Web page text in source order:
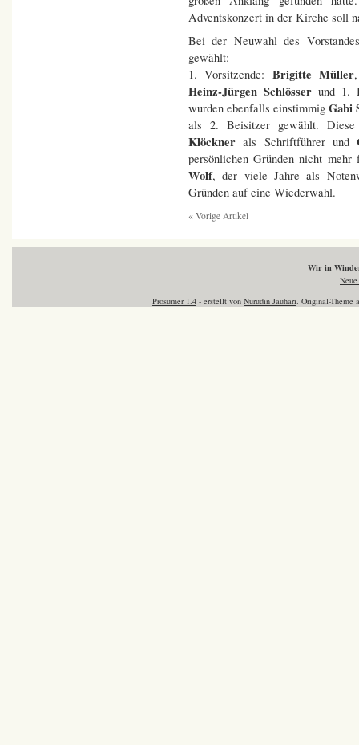
Adventskonzert in der Kirche soll
Bei der Neuwahl des
gewählt:
1. Vorsitzende: Brigitte Müller
Heinz-Jürgen Schlösser und 1.
wurden ebenfalls einstimmig Gabi
als 2. Beisitzer gewählt.
Klöckner als Schriftführer und
persönlichen Gründen nicht
Wolf, der viele Jahre als
Gründen auf eine Wiederwahl.
« Vorige Artikel
Wir in
Prosumer 1.4 - erstellt von Nurudin Jauhari. Original-Theme